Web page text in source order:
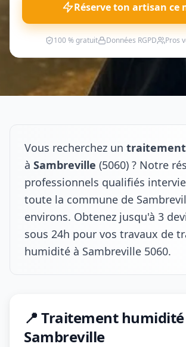
Réserve ton artisan ce
100 % gratuit Données RGPD Pros
Vous recherchez un
à Sambreville (5060) ? Notre
professionnels qualifiés
toute la commune de
environs. Obtenez jusqu'à 3
sous 24h pour vos travaux de
humidité à Sambreville 5060.
📍 Traitement humidité
Sambreville